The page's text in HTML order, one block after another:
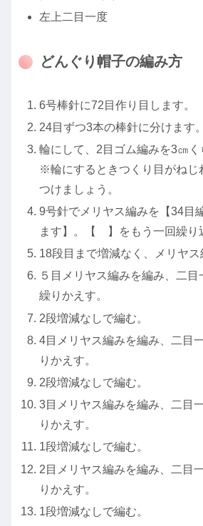
左上二目一度
どんぐり帽子の編み方
6号棒針に72目作り目します。
24目ずつ3本の棒針に分けます。
輪にして、2目ゴム編みを3㎝
※輪にするときつくり目がねじ
つけましょう。
9号針でメリヤス編みを【34目
ます】。【 】をもう一回繰り
18段目まで増減なく、メリヤス
５目メリヤス編みを編み、二目
繰りかえす。
2段増減なしで編む。
4目メリヤス編みを編み、二目
りかえす。
2段増減なしで編む。
3目メリヤス編みを編み、二目
りかえす。
1段増減なしで編む。
2目メリヤス編みを編み、二目
りかえす。
1段増減なしで編む。